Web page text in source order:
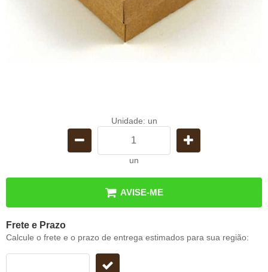
Unidade: un
un
AVISE-ME
Frete e Prazo
Calcule o frete e o prazo de entrega estimados para sua região: